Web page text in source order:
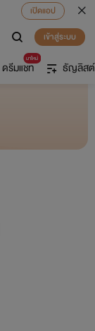
เปิดแอป
เข้าสู่ระบบ
มาใหม่
ดรีมแชท ธัญลิสต์